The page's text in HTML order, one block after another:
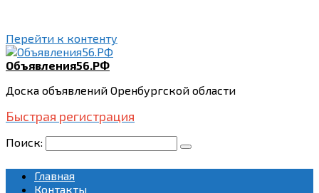
Перейти к контенту
Объявления56.РФ
Доска объявлений Оренбургской области
Быстрая регистрация
Поиск:
Главная
Контакты